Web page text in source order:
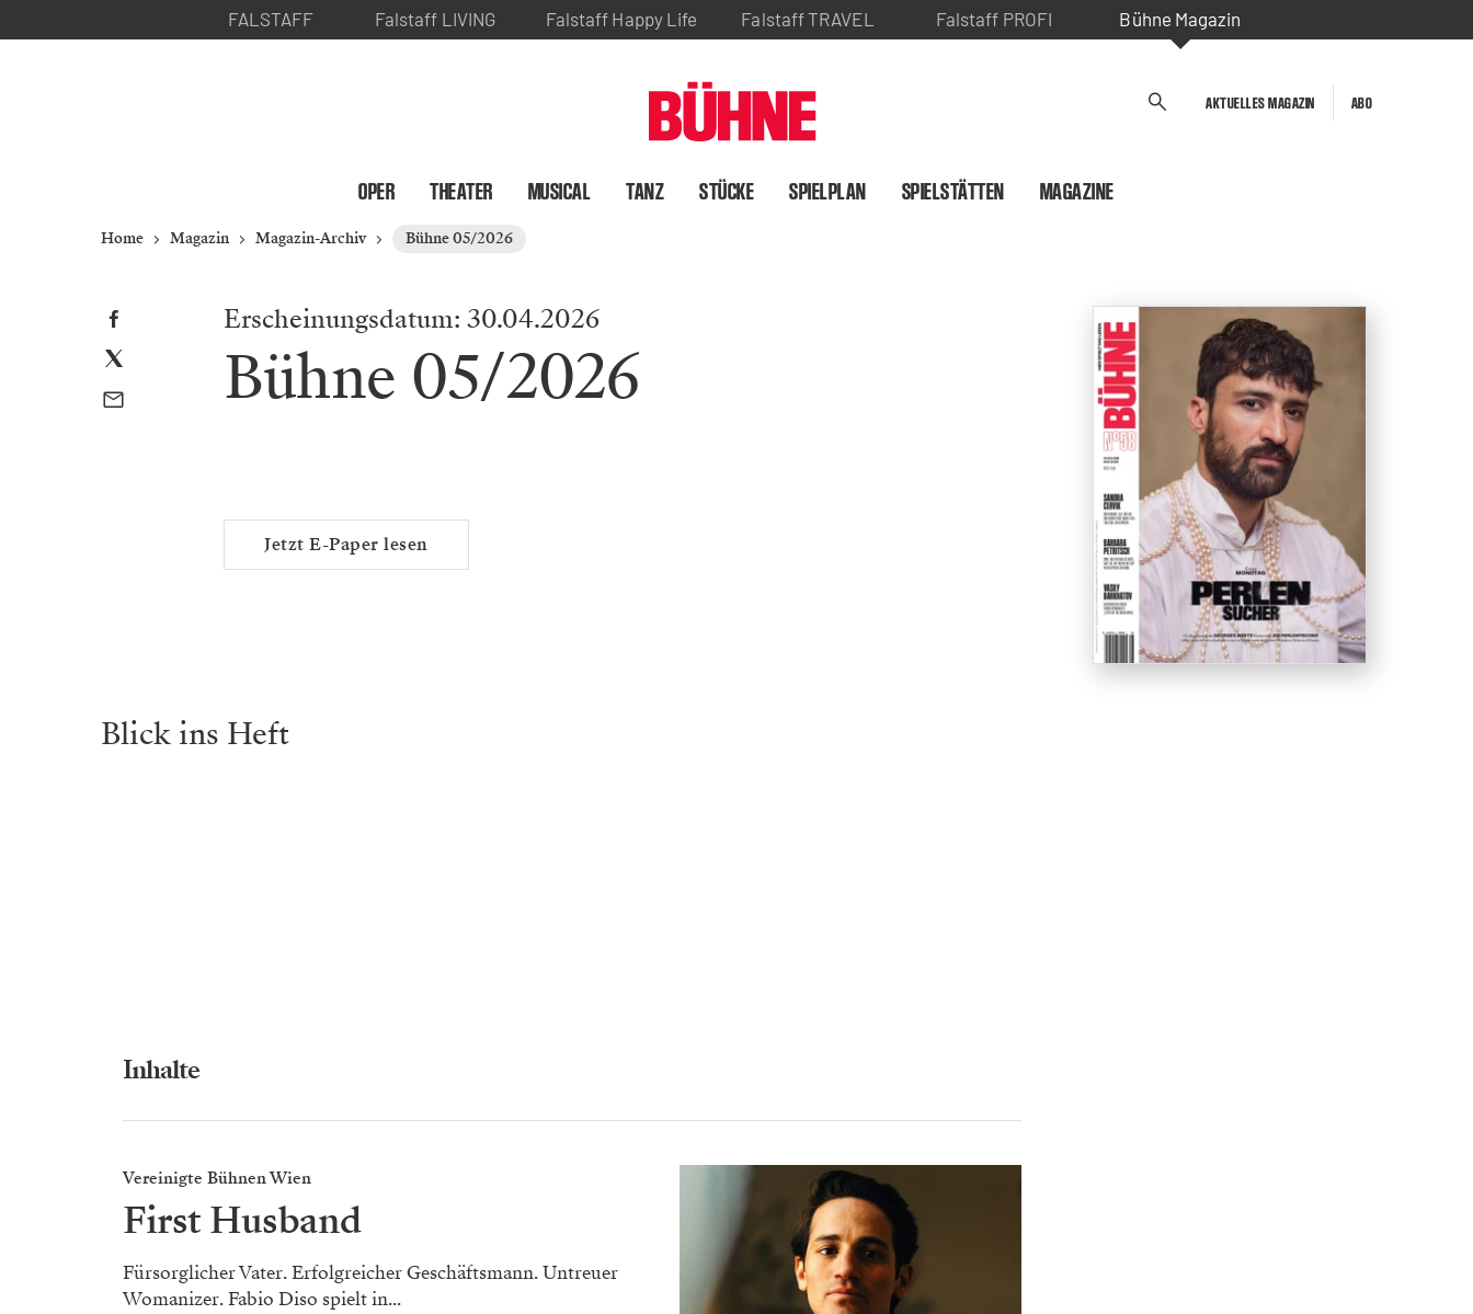
FALSTAFF Falstaff LIVING Falstaff Happy Life Falstaff TRAVEL Falstaff PROFI Bühne Magazin
AKTUELLES MAGAZIN ABO
OPER THEATER MUSICAL TANZ STÜCKE SPIELPLAN SPIELSTÄTTEN MAGAZINE
Home Magazin Magazin-Archiv Bühne 05/2026
Erscheinungsdatum: 30.04.2026
Bühne 05/2026
Jetzt E-Paper lesen
Blick ins Heft
Inhalte
Vereinigte Bühnen Wien
First Husband
Fürsorglicher Vater. Erfolgreicher Geschäftsmann. Untreuer
Womanizer. Fabio Diso spielt in...